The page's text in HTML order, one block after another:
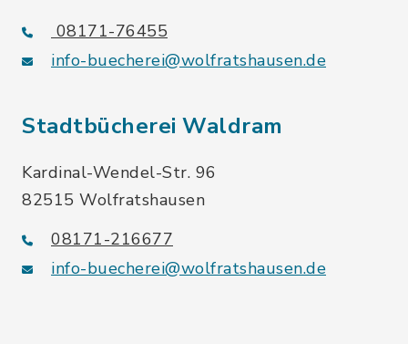
08171-76455
info-buecherei@wolfratshausen.de
Stadtbücherei Waldram
Kardinal-Wendel-Str. 96
82515 Wolfratshausen
08171-216677
info-buecherei@wolfratshausen.de